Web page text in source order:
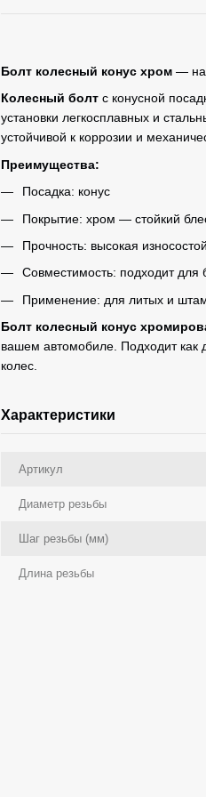
Болт колесный конус хром —
Колесный болт с конусной
установки легкосплавных и
устойчивой к коррозии и
Преимущества:
Посадка: конус
Покрытие: хром — стойкий
Прочность: высокая
Совместимость: подходит для
Применение: для литых и
Болт колесный конус
вашем автомобиле. Подходит как
колес.
Характеристики
Артикул
Диаметр резьбы
Шаг резьбы (мм)
Длина резьбы